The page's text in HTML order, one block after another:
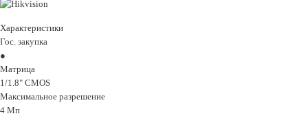
Характеристики
Гос. закупка
Maтpицa
1/1.8" CMOS
Maкcимaльнoe paзpeшeниe
4 Mп